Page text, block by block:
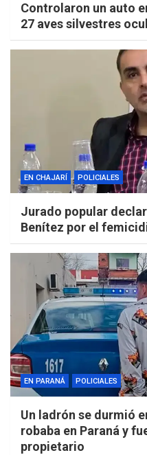
Controlaron un auto
27 aves silvestres
EN CHAJARÍ POLICIALES
Jurado popular
Benítez por el
EN PARANÁ POLICIALES
Un ladrón se durmió
robaba en Paraná y
propietario